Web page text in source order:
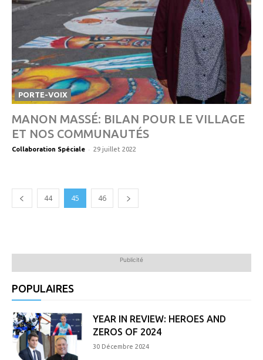
PORTE-VOIX
MANON MASSÉ: BILAN POUR LE VILLAGE
ET NOS COMMUNAUTÉS
Collaboration Spéciale - 29 juillet 2022
44 45 46
Publicité
POPULAIRES
YEAR IN REVIEW: HEROES AND
ZEROS OF 2024
30 Décembre 2024